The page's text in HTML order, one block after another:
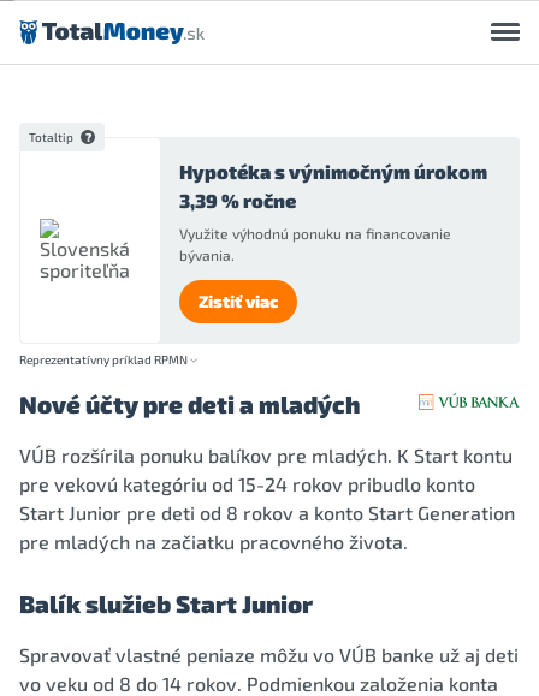
Preskočiť na obsah
Totaltip
Hypotéka s výnimočným úrokom
3,39 % ročne
Využite výhodnú ponuku na financovanie
bývania.
Zistiť viac
Reprezentatívny príklad RPMN
Nové účty pre deti a mladých
VÚB rozšírila ponuku balíkov pre mladých. K Start kontu
pre vekovú kategóriu od 15-24 rokov pribudlo konto
Start Junior pre deti od 8 rokov a konto Start Generation
pre mladých na začiatku pracovného života.
Balík služieb Start Junior
Spravovať vlastné peniaze môžu vo VÚB banke už aj deti
vo veku od 8 do 14 rokov. Podmienkou založenia konta